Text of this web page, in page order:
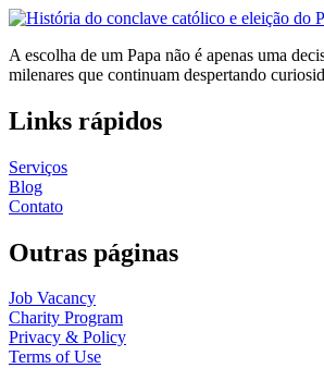
A escolha de um Papa não é apenas uma
milenares que continuam despertando
Links rápidos
Serviços
Blog
Contato
Outras páginas
Job Vacancy
Charity Program
Privacy & Policy
Terms of Use